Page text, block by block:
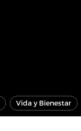
Vida y Bienestar